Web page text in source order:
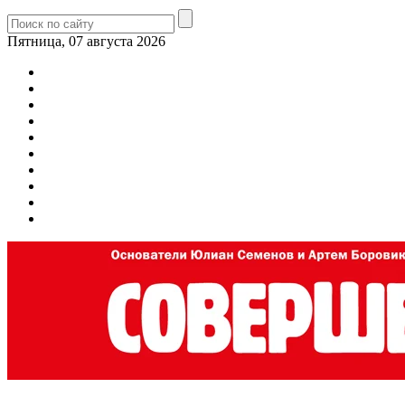
Пятница, 07 августа 2026